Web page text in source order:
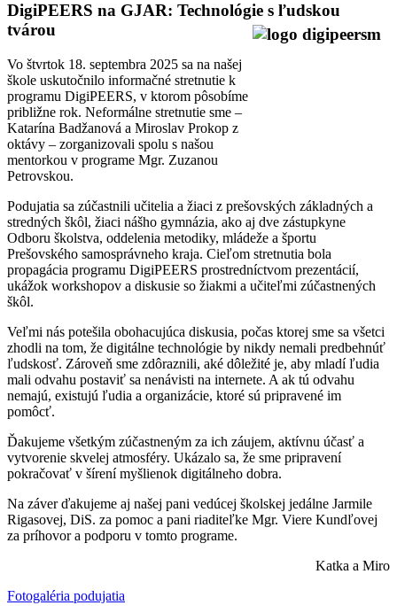
DigiPEERS na GJAR: Technológie s ľudskou
tvárou
Vo štvrtok 18. septembra 2025 sa na našej
škole uskutočnilo informačné stretnutie k
programu DigiPEERS, v ktorom pôsobíme
približne rok. Neformálne stretnutie sme –
Katarína Badžanová a Miroslav Prokop z
oktávy – zorganizovali spolu s našou
mentorkou v programe Mgr. Zuzanou
Petrovskou.
Podujatia sa zúčastnili učitelia a žiaci z prešovských základných a
stredných škôl, žiaci nášho gymnázia, ako aj dve zástupkyne
Odboru školstva, oddelenia metodiky, mládeže a športu
Prešovského samosprávneho kraja. Cieľom stretnutia bola
propagácia programu DigiPEERS prostredníctvom prezentácií,
ukážok workshopov a diskusie so žiakmi a učiteľmi zúčastnených
škôl.
Veľmi nás potešila obohacujúca diskusia, počas ktorej sme sa všetci
zhodli na tom, že digitálne technológie by nikdy nemali predbehnúť
ľudskosť. Zároveň sme zdôraznili, aké dôležité je, aby mladí ľudia
mali odvahu postaviť sa nenávisti na internete. A ak tú odvahu
nemajú, existujú ľudia a organizácie, ktoré sú pripravené im
pomôcť.
Ďakujeme všetkým zúčastneným za ich záujem, aktívnu účasť a
vytvorenie skvelej atmosféry. Ukázalo sa, že sme pripravení
pokračovať v šírení myšlienok digitálneho dobra.
Na záver ďakujeme aj našej pani vedúcej školskej jedálne Jarmile
Rigasovej, DiS. za pomoc a pani riaditeľke Mgr. Viere Kundľovej
za príhovor a podporu v tomto programe.
Katka a Miro
Fotogaléria podujatia